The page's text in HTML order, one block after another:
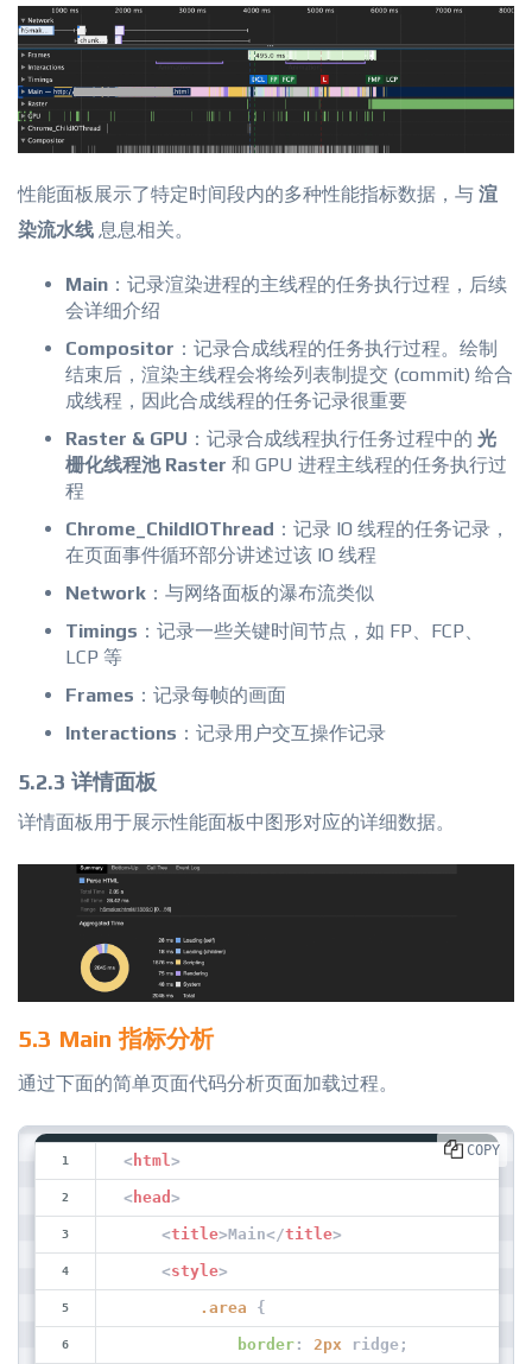
性能面板展示了特定时间段内的多种性能指标数据，与 渲
染流水线 息息相关。
Main ：记录渲染进程的主线程的任务执行过程，后续
会详细介绍
Compositor ：记录合成线程的任务执行过程。绘制
结束后，渲染主线程会将绘列表制提交 (commit) 给合
成线程，因此合成线程的任务记录很重要
Raster & GPU ：记录合成线程执行任务过程中的 光
栅化线程池 Raster 和 GPU 进程主线程的任务执行过
程
Chrome_ChildIOThread ：记录 IO 线程的任务记录，
在页面事件循环部分讲述过该 IO 线程
Network ：与网络面板的瀑布流类似
Timings ：记录一些关键时间节点，如 FP、FCP、
LCP 等
Frames ：记录每帧的画面
Interactions ：记录用户交互操作记录
5.2.3 详情面板
详情面板用于展示性能面板中图形对应的详细数据。
5.3 Main 指标分析
通过下面的简单页面代码分析页面加载过程。
< html >
< head >
<title>Main</title>
<style>
.area {
border: 2px ridge;
COPY